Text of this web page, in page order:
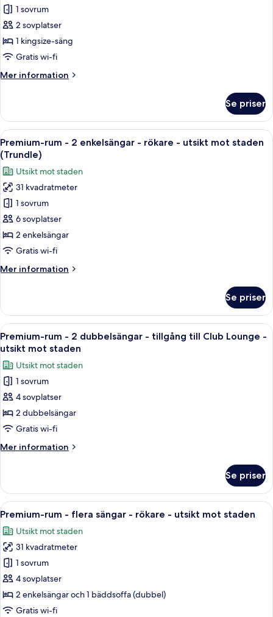
Club
Lounge
utsikt
mot
Premium-
rum
-
1
säng
mot
staden
1 sovrum
2 sovplatser
1 kingsize-säng
Gratis wi-fi
Mer information
Mer
rum
1
kingsize-
säng
-
utsikt
mot
staden
Se priser
Öppna
alla
foton
för
Premium-
rum
-
2
enkelsängar
rökare
mot
staden
(Trundle)
Ett tättbebyggt stadscentrum med
10
Premium-rum - 2 enkelsängar - rökare - utsikt mot staden
(Trundle)
Utsikt mot staden
31 kvadratmeter
1 sovrum
6 sovplatser
2 enkelsängar
Gratis wi-fi
Mer information
Mer
rum
2
enkelsängar
rökare
utsikt
mot
staden
Se priser
Öppna
alla
foton
för
Premium-
rum
-
2
dubbelsängar
-
till
Club
Lounge
-
utsikt
mot
staden
Ett hotellrum med en stor säng, två
9
Premium-rum - 2 dubbelsängar - tillgång till Club Lounge -
utsikt mot staden
Utsikt mot staden
1 sovrum
4 sovplatser
2 dubbelsängar
Gratis wi-fi
Mer information
Mer
rum
2
-
tillgång
till
Club
Lounge
utsikt
mot
Se priser
Öppna
alla
foton
för
Premium-
rum
-
flera
Ett tättbebyggt stadscentrum med
15
Premium-rum - flera sängar - rökare - utsikt mot staden
Utsikt mot staden
31 kvadratmeter
1 sovrum
4 sovplatser
2 enkelsängar och 1 bäddsoffa (dubbel)
Gratis wi-fi